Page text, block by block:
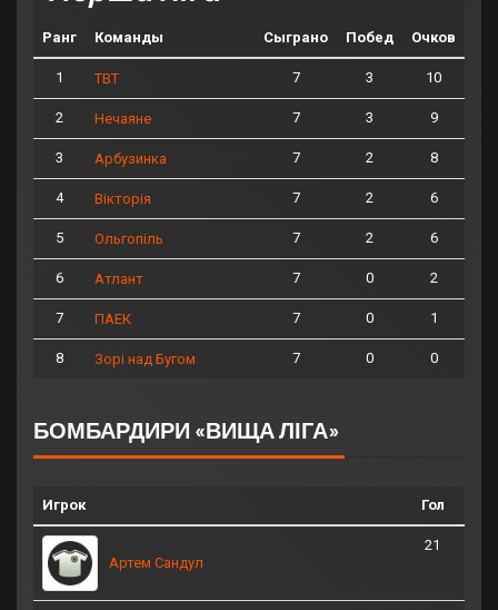
Ранг Команды Сыграно Побед Очков
1 ТВТ 7 3 10
2 Нечаяне 7 3 9
3 Арбузинка 7 2 8
4 Вікторія 7 2 6
5 Ольгопіль 7 2 6
6 Атлант 7 0 2
7 ПАЕК 7 0 1
8 Зорі над Бугом 7 0 0
БОМБАРДИРИ «ВИЩА ЛІГА»
Игрок Гол
Артем Сандул
21